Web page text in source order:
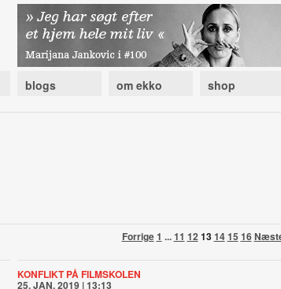
blogs om ekko shop
Forrige1 ...11 12 131415 16
KONFLIKT PÅ FILMSKOLEN
25. JAN. 2019 | 13:13